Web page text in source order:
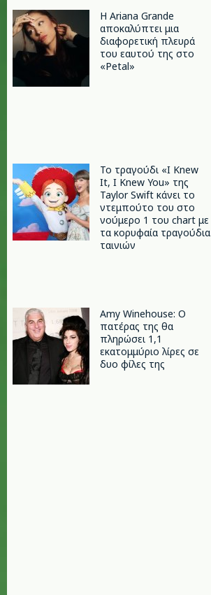
Η Ariana Grande
αποκαλύπτει μια
διαφορετική πλευρά
του εαυτού της στο
«Petal»
Το τραγούδι «I Knew
It, I Knew You» της
Taylor Swift κάνει το
ντεμπούτο του στο
νούμερο 1 του chart με
τα κορυφαία τραγούδια
ταινιών
Amy Winehouse: Ο
πατέρας της θα
πληρώσει 1,1
εκατομμύριο λίρες σε
δυο φίλες της